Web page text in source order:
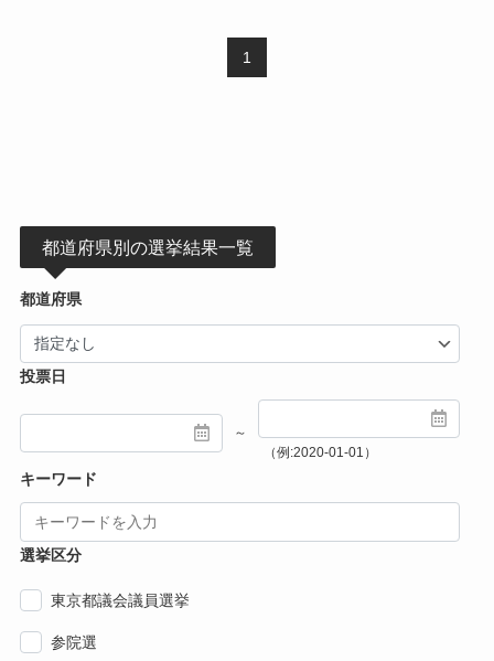
1
都道府県別の選挙結果一覧
都道府県
投票日
～
（例:2020-01-01）
キーワード
選挙区分
東京都議会議員選挙
参院選